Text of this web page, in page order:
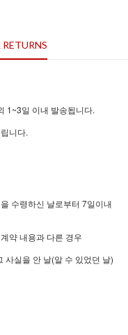
1~3일 이내 발송됩니다.
니다.
수령하신 날로부터 7일이내
약 내용과 다른 경우
사실을 안 날(알 수 있었던 날)